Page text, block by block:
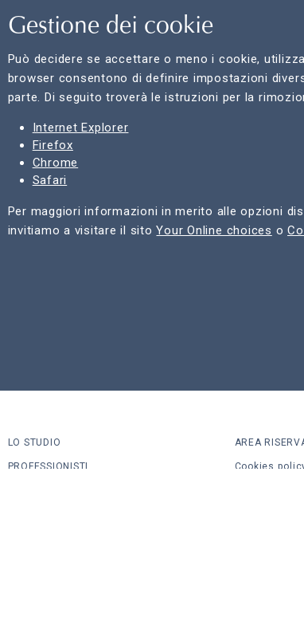
Gestione dei cookie
Può decidere se accettare o meno i cookie,
browser consentono di definire impostazioni
parte. Di seguito troverà le istruzioni per la
Internet Explorer
Firefox
Chrome
Safari
Per maggiori informazioni in merito alle opzioni
invitiamo a visitare il sitoYour Online choices o
LO STUDIO
PROFESSIONISTI
AREA
Cookies